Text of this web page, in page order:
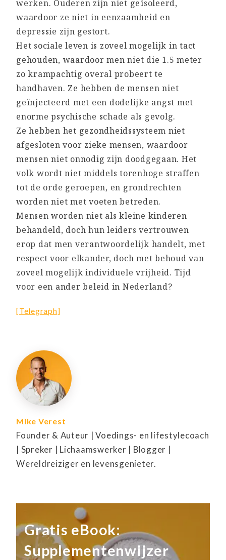
werken. Ouderen zijn niet geïsoleerd,
waardoor ze niet in eenzaamheid en
depressie zijn gestort.
Het sociale leven is zoveel mogelijk in tact
gehouden, waardoor men niet die 1.5 meter
zo krampachtig overal probeert te
handhaven. Ze hebben de mensen niet
geïnjecteerd met een dodelijke angst met
enorme psychische schade als gevolg.
Ze hebben het gezondheidssysteem niet
afgesloten voor zieke mensen, waardoor
mensen niet onnodig zijn doodgegaan. Het
volk wordt niet middels torenhoge straffen
tot de orde geroepen, en grondrechten
worden niet met voeten betreden.
Mensen worden niet als kleine kinderen
behandeld, doch hun leiders vertrouwen
erop dat men verantwoordelijk handelt, met
respect voor elkander, doch met behoud van
zoveel mogelijk individuele vrijheid. Tijd
voor een ander beleid in Nederland?
[Telegraph]
Mike Verest
Founder & Auteur | Voedings- en lifestylecoach
| Spreker | Lichaamswerker | Blogger |
Wereldreiziger en levensgenieter.
Gratis eBook:
Supplementenwijzer